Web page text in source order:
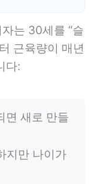
자는 30세를 “슬
근육량이 매년
다:
면 새로 만들
지만 나이가